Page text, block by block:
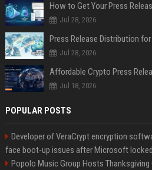
How to Get Your Press
Jul 28, 2026
Jul 28, 2026
Jul 18, 2026
POPULAR POSTS
Developer of VeraCrypt encryption
face boot-up issues after Microsoft
Popolo Music Group Hosts